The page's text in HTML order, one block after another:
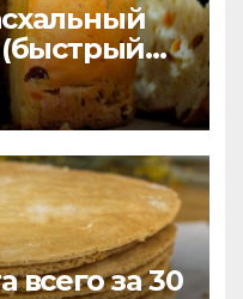
(быстрый
всего за 30